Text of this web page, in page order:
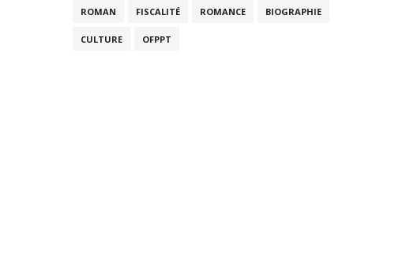
ROMAN FISCALITÉ ROMANCE BIOGRAPHIE
CULTURE OFPPT